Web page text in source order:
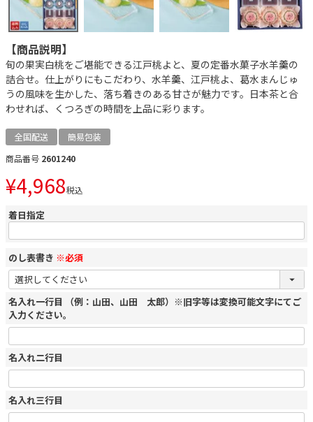
【商品説明】
旬の果実白桃をご堪能できる江戸桃よと、夏の定番水菓子水羊羹の
詰合せ。仕上がりにもこだわり、水羊羹、江戸桃よ、葛水まんじゅ
うの風味を生かした、落ち着きのある甘さが魅力です。日本茶と合
わせれば、くつろぎの時間を上品に彩ります。
全国配送
簡易包装
商品番号 2601240
¥4,968税込
着日指定
のし表書き ※必須
名入れ一行目 （例：山田、山田 太郎）※旧字等は変換可能文字にてご
入力ください。
名入れ二行目
名入れ三行目